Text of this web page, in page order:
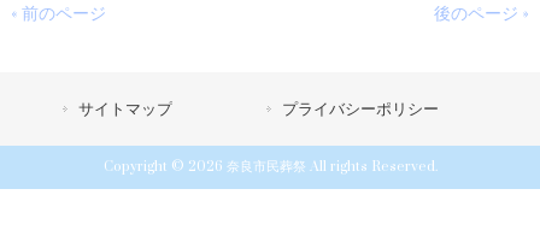
« 前のページ 後のページ »
サイトマップ プライバシーポリシー
Copyright © 2026 奈良市民葬祭 All rights Reserved.